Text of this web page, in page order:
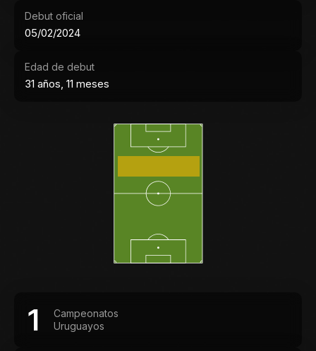
Debut oficial
05/02/2024
Edad de debut
31 años, 11 meses
1
Campeonatos
Uruguayos